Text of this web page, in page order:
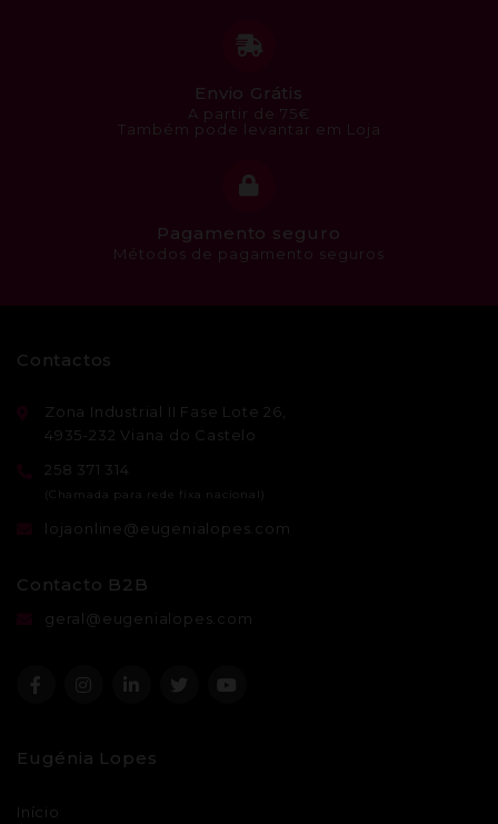
Envio Grátis
A partir de 75€
Também pode levantar em Loja
Pagamento seguro
Métodos de pagamento seguros
Contactos
Zona Industrial II Fase Lote 26,
4935-232 Viana do Castelo
258 371 314
lojaonline@eugenialopes.com
Contacto B2B
geral@eugenialopes.com
Eugénia Lopes
Início